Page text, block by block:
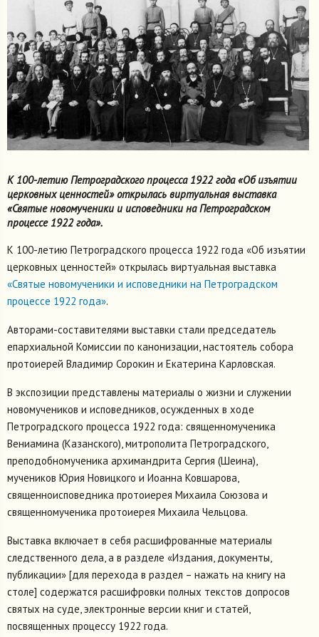
К 100-летию Петроградского процесса 1922 года «Об изъятии
церковных ценностей» открылась виртуальная выставка
«Святые новомученики и исповедники на Петроградском
процессе 1922 года».
К 100-летию Петроградского процесса 1922 года «Об изъятии
церковных ценностей» открылась виртуальная выставка
«Святые новомученики и исповедники на Петроградском
процессе 1922 года».
Авторами-составителями выставки стали председатель
епархиальной Комиссии по канонизации, настоятель собора
протоиерей Владимир Сорокин и Екатерина Карловская.
В экспозиции представлены материалы о жизни и служении
новомучеников и исповедников, осужденных в ходе
Петроградского процесса 1922 года: священномученика
Вениамина (Казанского), митрополита Петроградского,
преподобномученика архимандрита Сергия (Шеина),
мучеников Юрия Новицкого и Иоанна Ковшарова,
священноисповедника протоиерея Михаила Союзова и
священномученика протоиерея Михаила Чельцова.
Выставка включает в себя расшифрованные материалы
следственного дела, а в разделе «Издания, документы,
публикации» [для перехода в раздел – нажать на книгу на
столе] содержатся расшифровки полных текстов допросов
святых на суде, электронные версии книг и статей,
посвященных процессу 1922 года.